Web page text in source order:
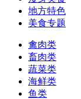
地方特色
美食专题
禽肉类
畜肉类
蔬菜类
海鲜类
鱼类